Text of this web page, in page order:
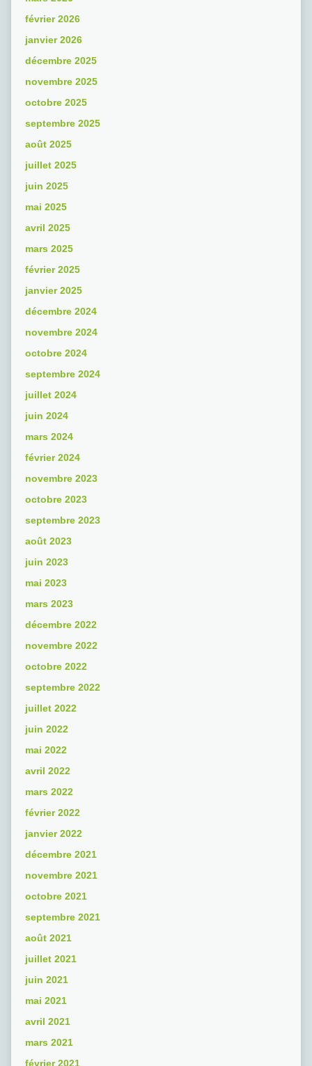
février 2026
janvier 2026
décembre 2025
novembre 2025
octobre 2025
septembre 2025
août 2025
juillet 2025
juin 2025
mai 2025
avril 2025
mars 2025
février 2025
janvier 2025
décembre 2024
novembre 2024
octobre 2024
septembre 2024
juillet 2024
juin 2024
mars 2024
février 2024
novembre 2023
octobre 2023
septembre 2023
août 2023
juin 2023
mai 2023
mars 2023
décembre 2022
novembre 2022
octobre 2022
septembre 2022
juillet 2022
juin 2022
mai 2022
avril 2022
mars 2022
février 2022
janvier 2022
décembre 2021
novembre 2021
octobre 2021
septembre 2021
août 2021
juillet 2021
juin 2021
mai 2021
avril 2021
mars 2021
février 2021